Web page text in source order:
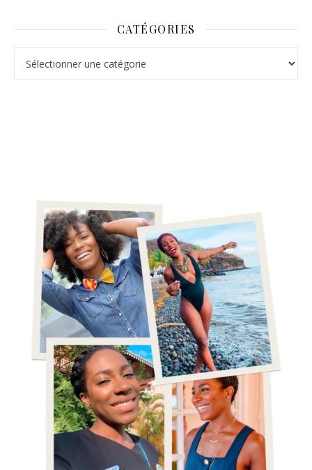
CATÉGORIES